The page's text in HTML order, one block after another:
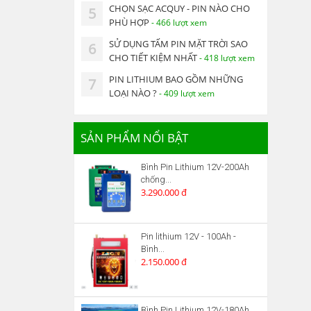
CHỌN SẠC ACQUY - PIN NÀO CHO
PHÙ HỢP - 466 lượt xem
5
SỬ DỤNG TẤM PIN MẶT TRỜI SAO
CHO TIẾT KIỆM NHẤT- 418 lượt xem
6
PIN LITHIUM BAO GỒM NHỮNG
LOẠI NÀO ?- 409 lượt xem
7
SẢN PHẨM NỔI BẬT
Bình Pin Lithium 12V-200Ah
chống...
3.290.000 đ
Pin lithium 12V - 100Ah -
Bình...
2.150.000 đ